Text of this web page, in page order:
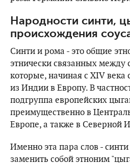
Народности синти,
происхождения
Синти и рома - это общие
этнически связанных между
которые, начиная с XIV века
из Индии в Европу. В
подгруппа европейских
преимущественно в
Европе, а также в Северной
Именно эта пара слов -
заменить собой этноним